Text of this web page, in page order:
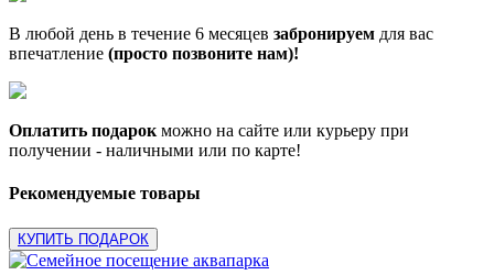
В любой день в течение 6 месяцев забронируем для вас
впечатление (просто позвоните нам)!
Оплатить подарок можно на сайте или курьеру при
получении - наличными или по карте!
Рекомендуемые товары
КУПИТЬ ПОДАРОК